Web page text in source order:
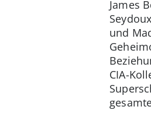
James
und
CIA-